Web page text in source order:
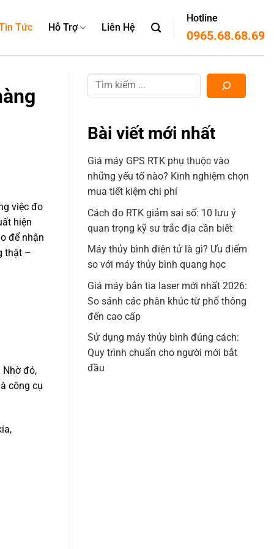
Tức Hỗ Trợ Liên Hệ
Hotline
0965.68.68.69
việc đo
hiện
để nhận
thật –
đó,
công cụ
Bài viết mới nhất
Giá máy GPS RTK phụ thuộc vào
những yếu tố nào? Kinh nghiệm chọn
mua tiết kiệm chi phí
Cách đo RTK giảm sai số: 10 lưu ý
quan trọng kỹ sư trắc địa cần biết
Máy thủy bình điện tử là gì? Ưu điểm
so với máy thủy bình quang học
Giá máy bắn tia laser mới nhất 2026:
So sánh các phân khúc từ phổ thông
đến cao cấp
Sử dụng máy thủy bình đúng cách:
Quy trình chuẩn cho người mới bắt
đầu